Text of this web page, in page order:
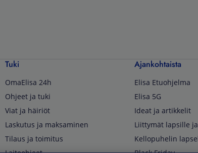
Tuki
OmaElisa 24h
Ohjeet ja tuki
Viat ja häiriöt
Laskutus ja maksaminen
Tilaus ja toimitus
Ajankohtaista
Elisa Etuohjelma
Elisa 5G
Ideat ja artikkelit
Liittymät lapsille
Kellopuhelin